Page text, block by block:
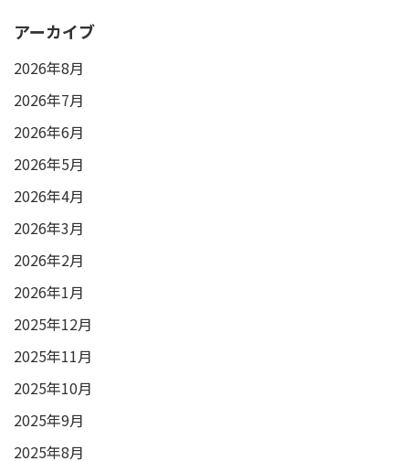
アーカイブ
2026年8月
2026年7月
2026年6月
2026年5月
2026年4月
2026年3月
2026年2月
2026年1月
2025年12月
2025年11月
2025年10月
2025年9月
2025年8月